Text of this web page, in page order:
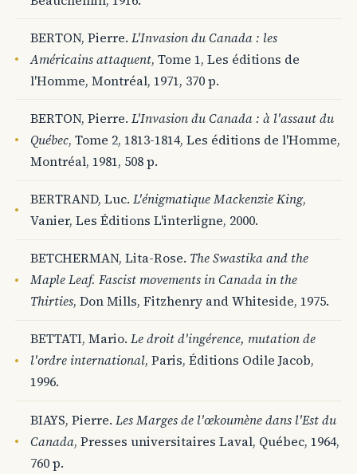
BERTON, Pierre.L'Invasion du Canada : les
Américains attaquent, Tome 1, Les éditions de
l'Homme, Montréal, 1971, 370 p.
BERTON, Pierre.L'Invasion du Canada : à l'assaut du
Québec, Tome 2, 1813-1814, Les éditions de l'Homme,
Montréal, 1981, 508 p.
BERTRAND, Luc.L'énigmatique Mackenzie King,
Vanier, Les Éditions L'interligne, 2000.
BETCHERMAN, Lita-Rose. The Swastika and the
Maple Leaf. Fascist movements in Canada in the
Thirties, Don Mills, Fitzhenry and Whiteside, 1975.
BETTATI, Mario.Le droit d'ingérence, mutation de
l'ordre international, Paris, Éditions Odile Jacob,
1996.
BIAYS, Pierre.Les Marges de l'œkoumène dans l'Est du
Canada, Presses universitaires Laval, Québec, 1964,
760 p.